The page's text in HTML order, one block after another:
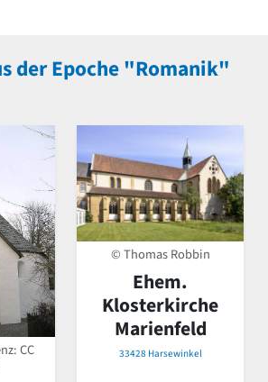
der Epoche "Romanik"
CC
© Thomas Robbin
Ehem.
Klosterkirche
Marienfeld
33428 Harsewinkel